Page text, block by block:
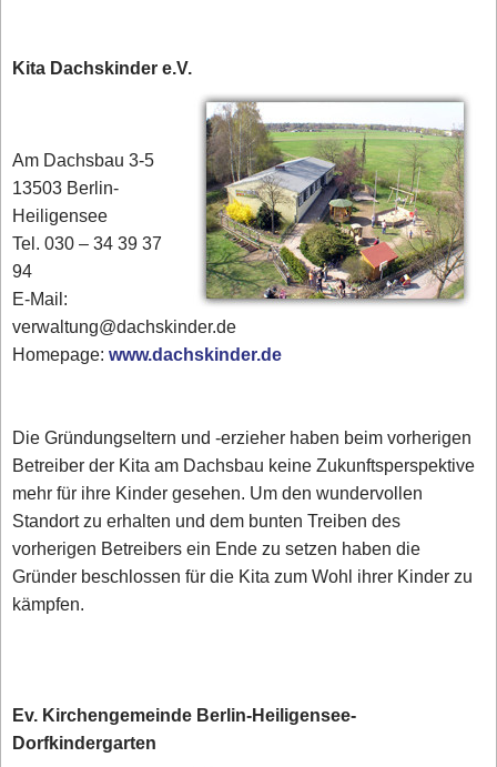
Kita Dachskinder e.V.
Am Dachsbau 3-5
13503 Berlin-
Heiligensee
Tel. 030 – 34 39 37
94
E-Mail:
verwaltung@dachskinder.de
Homepage:www.dachskinder.de
Die Gründungseltern und -erzieher haben beim vorherigen
Betreiber der Kita am Dachsbau keine Zukunftsperspektive
mehr für ihre Kinder gesehen. Um den wundervollen
Standort zu erhalten und dem bunten Treiben des
vorherigen Betreibers ein Ende zu setzen haben die
Gründer beschlossen für die Kita zum Wohl ihrer Kinder zu
kämpfen.
Ev. Kirchengemeinde Berlin-Heiligensee-
Dorfkindergarten